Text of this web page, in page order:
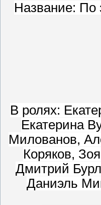
Название: По
В ролях:
Екатерина
Милованов,
Коряков,
Дмитрий
Даниэль